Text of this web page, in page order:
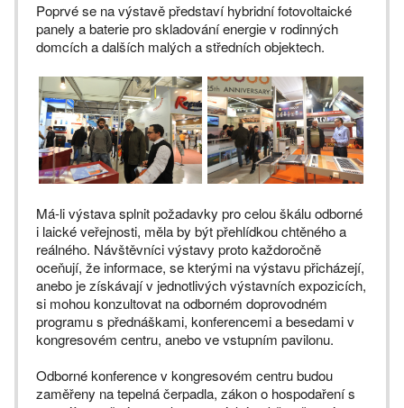
Poprvé se na výstavě představí hybridní fotovoltaické
panely a baterie pro skladování energie v rodinných
domcích a dalších malých a středních objektech.
Má-li výstava splnit požadavky pro celou škálu odborné
i laické veřejnosti, měla by být přehlídkou chtěného a
reálného. Návštěvníci výstavy proto každoročně
oceňují, že informace, se kterými na výstavu přicházejí,
anebo je získávají v jednotlivých výstavních expozicích,
si mohou konzultovat na odborném doprovodném
programu s přednáškami, konferencemi a besedami v
kongresovém centru, anebo ve vstupním pavilonu.
Odborné konference v kongresovém centru budou
zaměřeny na tepelná čerpadla, zákon o hospodaření s